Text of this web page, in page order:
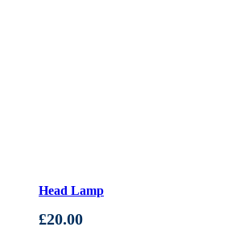
Head Lamp
£20.00